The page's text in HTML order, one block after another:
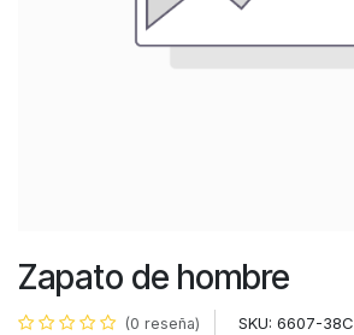
Zapato de hombre
(0 reseña) SKU: 6607-38C